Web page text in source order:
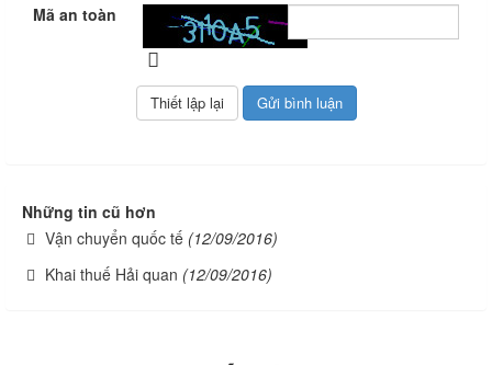
Mã an toàn
Những tin cũ hơn
Vận chuyển quốc tế (12/09/2016)
Khai thuế Hải quan (12/09/2016)